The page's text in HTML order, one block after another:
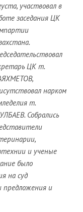
участвовал в
заседания ЦК
ЦК т.
нарком
т.
Собрались
и ученые
было
на суд
предложения и